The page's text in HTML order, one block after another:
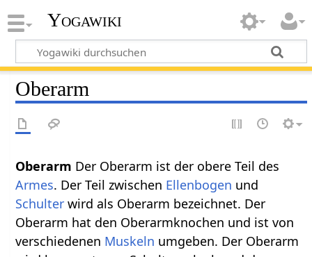
Yogawiki
Oberarm
Der Oberarm ist der obere Teil des
Armes. Der Teil zwischen Ellenbogen und
Schulter wird als Oberarm bezeichnet. Der
Oberarm hat den Oberarmknochen und ist von
verschiedenen Muskeln umgeben. Der Oberarm